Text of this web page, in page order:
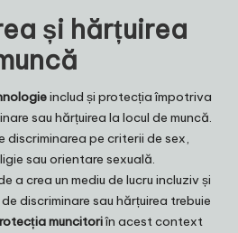
și hărțuirea
includ și protecția împotriva
sau hărțuirea la locul de muncă.
discriminarea pe criterii de sex,
sau orientare sexuală.
a crea un mediu de lucru incluziv și
discriminare sau hărțuirea trebuie
muncitoriîn acest context